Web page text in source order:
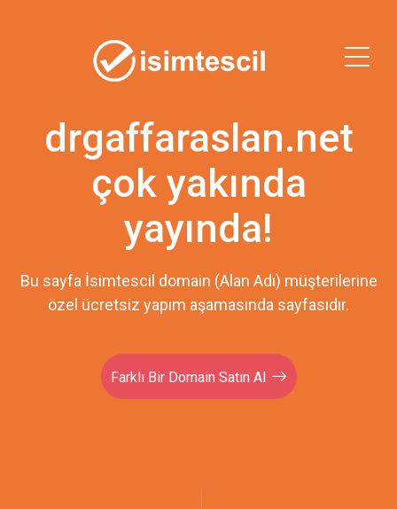
drgaffaraslan.net
çok yakında
yayında!
Bu sayfa İsimtescil domain (Alan Adı) müşterilerine
özel ücretsiz yapım aşamasında sayfasıdır.
Farklı Bir Domain Satın Al